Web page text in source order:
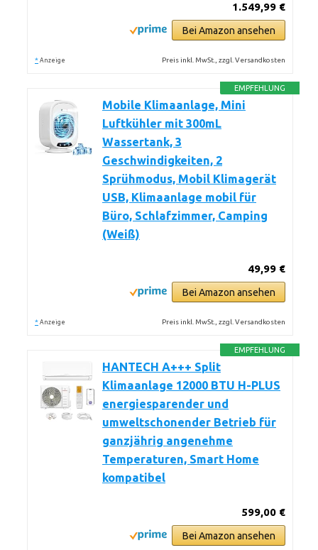
1.549,99 €
Bei Amazon ansehen
* Anzeige Preis inkl. MwSt., zzgl. Versandkosten
EMPFEHLUNG
Mobile Klimaanlage, Mini
Luftkühler mit 300mL
Wassertank, 3
Geschwindigkeiten, 2
Sprühmodus, Mobil Klimagerät
USB, Klimaanlage mobil für
Büro, Schlafzimmer, Camping
(Weiß)
49,99 €
Bei Amazon ansehen
* Anzeige Preis inkl. MwSt., zzgl. Versandkosten
EMPFEHLUNG
HANTECH A+++ Split
Klimaanlage 12000 BTU H-PLUS
energiesparender und
umweltschonender Betrieb für
ganzjährig angenehme
Temperaturen, Smart Home
kompatibel
599,00 €
Bei Amazon ansehen